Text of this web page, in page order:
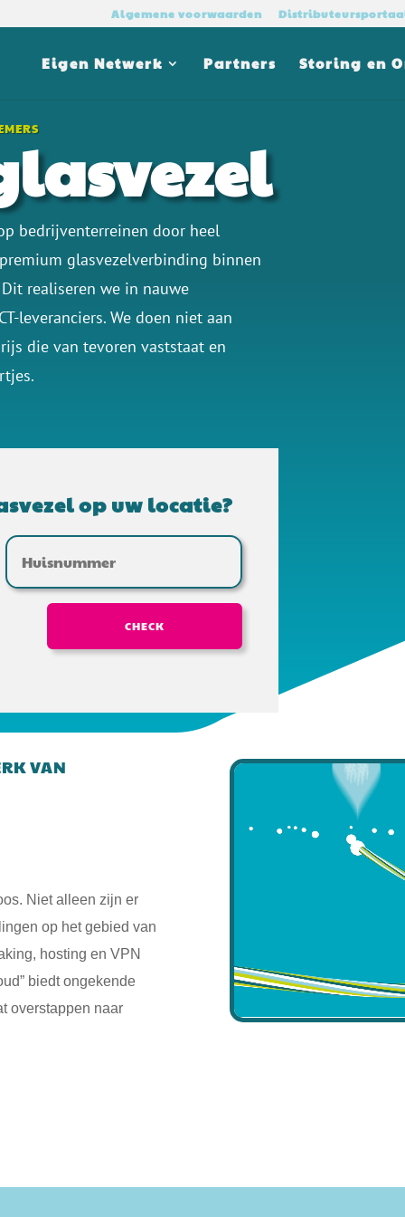
Algemene voorwaarden
Eigen Netwerk Partners Storing en
bedrijventerreinen door heel
glasvezelverbinding binnen
realiseren we in nauwe
leveranciers. We doen niet aan
die van tevoren vaststaat en
op uw locatie?
CHECK
VAN
Niet alleen zijn er
op het gebied van
hosting en VPN
biedt ongekende
overstappen naar